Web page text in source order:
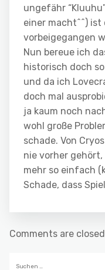
ungefähr
einer macht^^) ist
vorbeigegangen
Nun bereue ich
historisch doch
und da ich
doch mal
ja kaum noch
wohl große
schade. Von
nie vorher
mehr so einfach
Schade, dass
Comments are